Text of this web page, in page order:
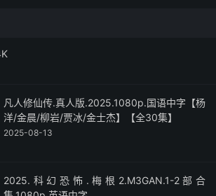
凡人修仙传.真人版.2025.1080p.国语中字【杨
洋/金晨/柳岩/贾冰/金士杰】【全30集】
2025-08-13
2025.科幻恐怖.梅根2.M3GAN.1-2部合